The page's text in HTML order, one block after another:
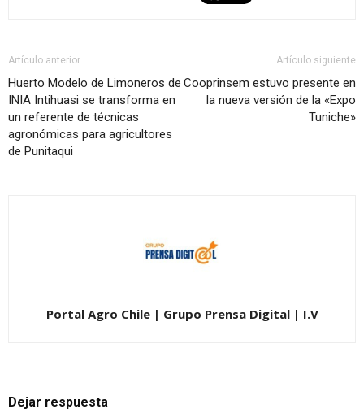
Artículo anterior
Huerto Modelo de Limoneros de
INIA Intihuasi se transforma en
un referente de técnicas
agronómicas para agricultores
de Punitaqui
Artículo siguiente
Cooprinsem estuvo presente en
la nueva versión de la «Expo
Tuniche»
Portal Agro Chile | Grupo Prensa Digital | I.V
Dejar respuesta